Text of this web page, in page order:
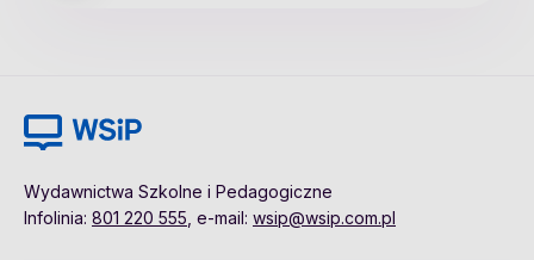
Wydawnictwa Szkolne i Pedagogiczne
Infolinia: 801 220 555 , e-mail: wsip@wsip.com.pl